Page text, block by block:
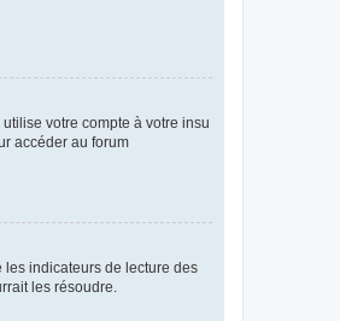
votre compte à votre insu
accéder au forum
les indicateurs de lecture des
les résoudre.